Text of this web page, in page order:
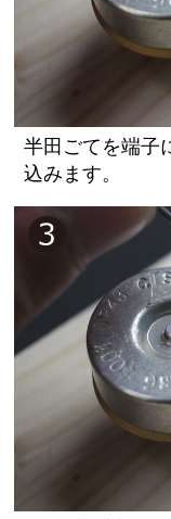
半田ごてを端子
込みます。